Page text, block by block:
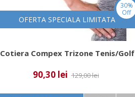
30%
Off
OFERTA SPECIALA LIMITATA
Cotiera Compex Trizone Tenis/Golf
90,30 lei 129,00 lei